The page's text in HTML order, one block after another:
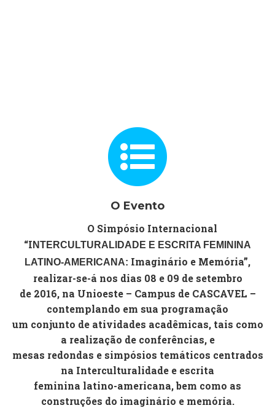
O Evento
O Simpósio Internacional
“I NTERCULTURALIDADE E ESCRITA FEMININA
LATINO-AMERICANA: Imaginário e Memória”,
realizar-se-á nos dias 08 e 09 de setembro
de 2016, na Unioeste – Campus de CASCAVEL –
contemplando em sua programação
um conjunto de atividades acadêmicas, tais como
a realização de conferências, e
mesas redondas e simpósios temáticos centrados
na Interculturalidade e escrita
feminina latino-americana, bem como as
construções do imaginário e memória.